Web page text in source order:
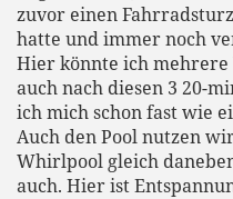
zuvor einen
hatte und immer noch
Hier könnte ich mehrere
auch nach diesen 3 20-
ich mich schon fast wie
Auch den Pool nutzen
Whirlpool gleich
auch. Hier ist